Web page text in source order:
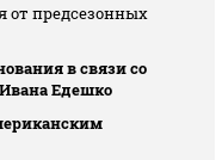
от предсезонных
в связи со
Едешко